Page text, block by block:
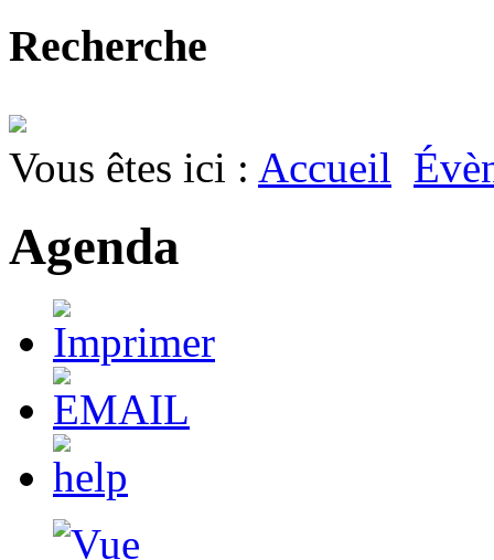
Recherche
Vous êtes ici : Accueil
Agenda